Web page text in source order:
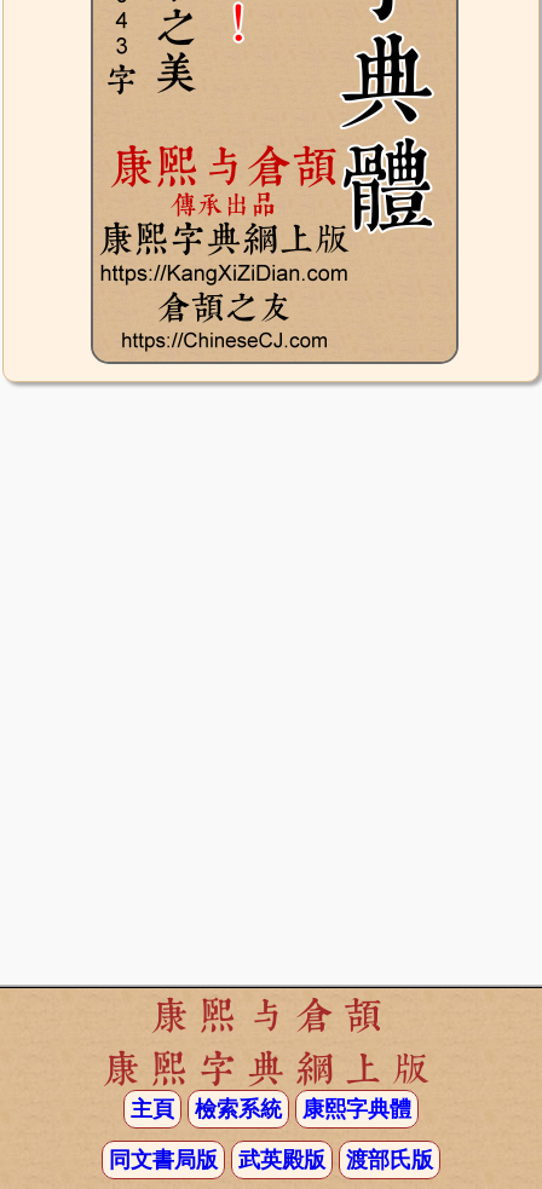
康熙与倉頡
康熙字典網上版
主頁 檢索系統 康熙字典體
同文書局版 武英殿版 渡部氏版